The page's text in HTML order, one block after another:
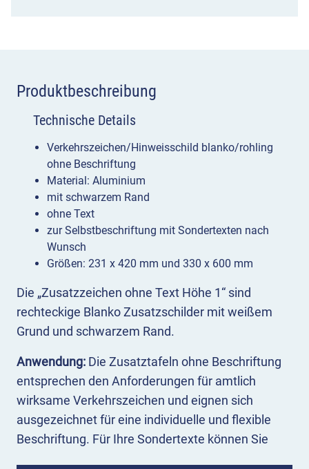
Produktbeschreibung
Die „Zusatzzeichen ohne Text Höhe 1“ sind
rechteckige Blanko Zusatzschilder mit weißem
Grund und schwarzem Rand.
Anwendung: Die Zusatztafeln ohne Beschriftung
entsprechen den Anforderungen für amtlich
wirksame Verkehrszeichen und eignen sich
ausgezeichnet für eine individuelle und flexible
Beschriftung. Für Ihre Sondertexte können Sie
Technische Details
Verkehrszeichen/Hinweisschild blanko/rohling
ohne Beschriftung
Material: Aluminium
mit schwarzem Rand
ohne Text
zur Selbstbeschriftung mit Sondertexten nach
Wunsch
Größen: 231 x 420 mm und 330 x 600 mm